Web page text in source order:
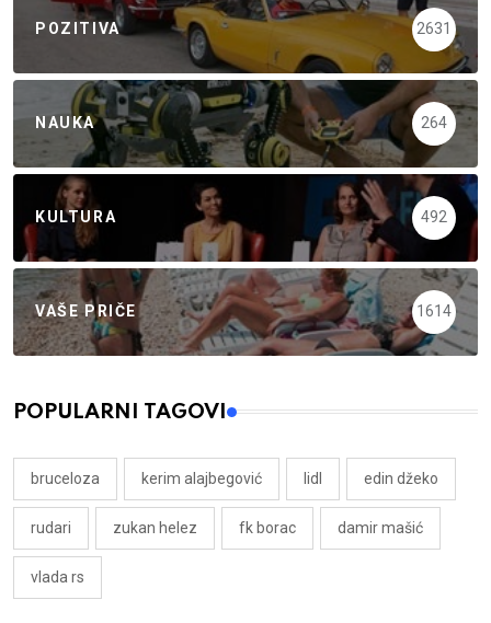
POZITIVA 2631
NAUKA 264
KULTURA 492
VAŠE PRIČE 1614
POPULARNI TAGOVI
bruceloza kerim alajbegović lidl edin džeko
rudari zukan helez fk borac damir mašić
vlada rs